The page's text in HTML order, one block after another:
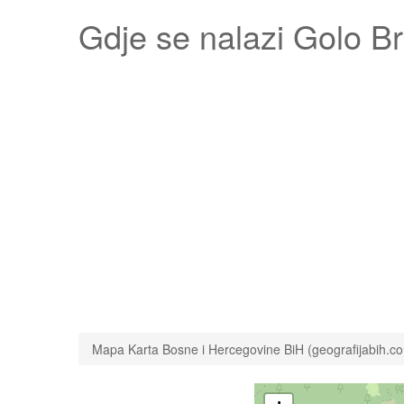
Gdje se nalazi Golo
Mapa Karta Bosne i Hercegovine BiH